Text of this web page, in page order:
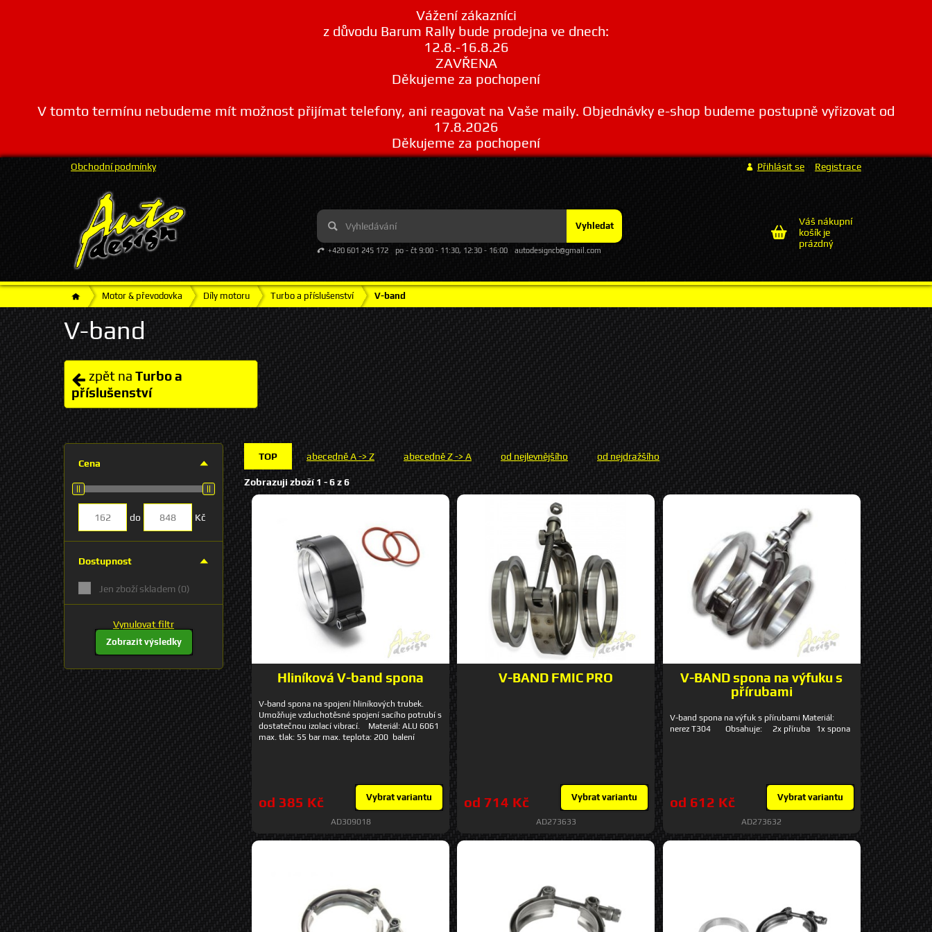
Vážení zákazníci
z důvodu Barum Rally bude prodejna ve dnech:
12.8.-16.8.26
ZAVŘENA
Děkujeme za pochopení
V tomto termínu nebudeme mít možnost přijímat telefony, ani reagovat na Vaše maily. Objednávky e-shop budeme postupně vyřizovat od
17.8.2026
Děkujeme za pochopení
Vyhledat
+420 601 245 172 po - čt 9:00 - 11:30, 12:30 - 16:00 autodesigncb@gmail.com
Obchodní podmínky Přihlásit se Registrace
Váš nákupní
košík je
prázdný
Motor & převodovka Díly motoru Turbo a příslušenství V-band
V-band
zpět na Turbo a
příslušenství
Cena
do Kč
Dostupnost
Jen zboží skladem (0)
Vynulovat filtr
Zobrazit výsledky
TOP abecedně A -> Z abecedně Z -> A od nejlevnějšího od nejdražšího
Zobrazuji zboží 1 -6z6
Hliníková V-band spona
V-band spona na spojení hliníkových trubek.
Umožňuje vzduchotěsné spojení sacího potrubí s
dostatečnou izolací vibrací. Materiál: ALU 6061
max. tlak: 55 bar max. teplota: 200 balení
od 385 Kč Vybrat variantu
AD309018
V-BAND FMIC PRO
od 714 Kč Vybrat variantu
AD273633
V-BAND spona na výfuku s
přírubami
V-band spona na výfuk s přírubami Materiál:
nerez T304 Obsahuje: 2x příruba 1x spona
od 612 Kč Vybrat variantu
AD273632